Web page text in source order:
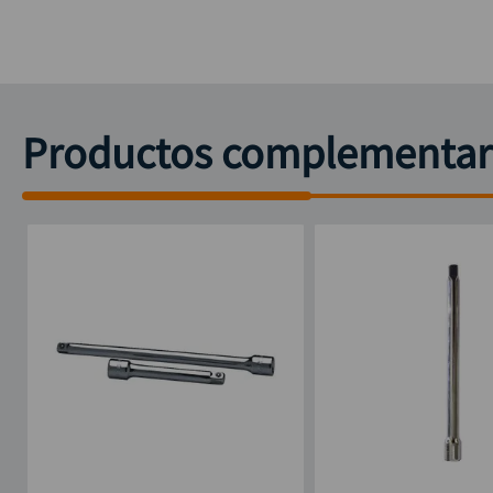
Productos